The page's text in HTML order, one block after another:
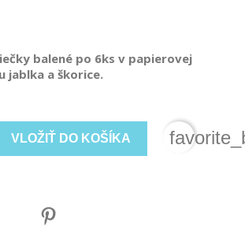
balené po 6ks v papierovej
jablka a škorice.
VLOŽIŤ DO KOŠÍKA